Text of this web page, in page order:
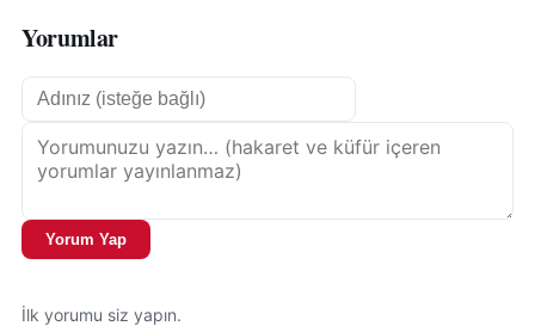
Yorumlar
Yorum Yap
İlk yorumu siz yapın.